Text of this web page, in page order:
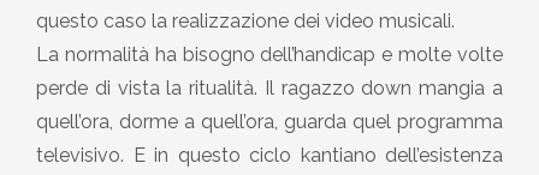
questo caso la realizzazione dei video musicali.
La normalità ha bisogno dell’handicap e molte volte
perde di vista la ritualità. Il ragazzo down mangia a
quell’ora, dorme a quell’ora, guarda quel programma
televisivo. E in questo ciclo kantiano dell’esistenza